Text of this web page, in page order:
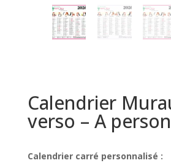
Calendrier
verso – A
Calendrier carré personnalisé :